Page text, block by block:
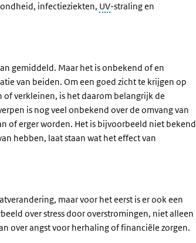
infectieziekten, UV-straling en
gemiddeld. Maar het is onbekend of en
van beiden. Om een goed zicht te krijgen op
verkleinen, is het daarom belangrijk de
is nog veel onbekend over de omvang van
of erger worden. Het is bijvoorbeeld niet bekend
hebben, laat staan wat het effect van
maar voor het eerst is er ook een
over stress door overstromingen, niet alleen
over angst voor herhaling of financiële zorgen.